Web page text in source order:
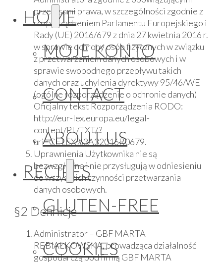
HOME
MOJE KONTO
CONTACT
ABOUT US
RECIPES
GLUTEN-FREE
COOKIES
przepisami prawa, w szczególności zgodnie z
rozporządzeniem Parlamentu Europejskiego i
Rady (UE) 2016/679 z dnia 27 kwietnia 2016 r.
w sprawie ochrony osób fizycznych w związku
z przetwarzaniem danych osobowych i w
sprawie swobodnego przepływu takich
danych oraz uchylenia dyrektywy 95/46/WE
(ogólne rozporządzenie o ochronie danych)
Oficjalny tekst Rozporządzenia RODO:
http://eur-lex.europa.eu/legal-
content/PL/TXT/?
uri=CELEX%3A32016R0679.
Uprawnienia Użytkownika nie są
bezwzględne i nie przysługują w odniesieniu
do wszystkich czynności przetwarzania
danych osobowych.
§2 Definicje
Administrator – GBF MARTA
RĘBIAŁKOWSKA, prowadząca działalność
gospodarczą pod firmą GBF MARTA